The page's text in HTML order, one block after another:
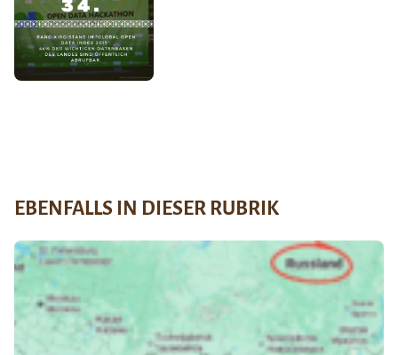
EBENFALLS IN DIESER RUBRIK